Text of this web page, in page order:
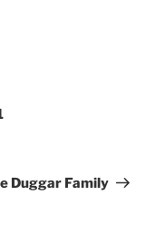
Duggar Family